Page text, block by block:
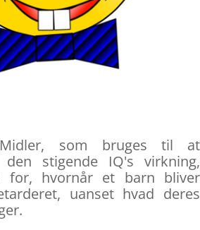
Midler, som bruges til at
stigende IQ's virkning,
for, hvornår et barn bliver
uanset hvad deres